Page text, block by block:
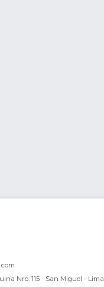
Nro. 115 - San Miguel - Lima